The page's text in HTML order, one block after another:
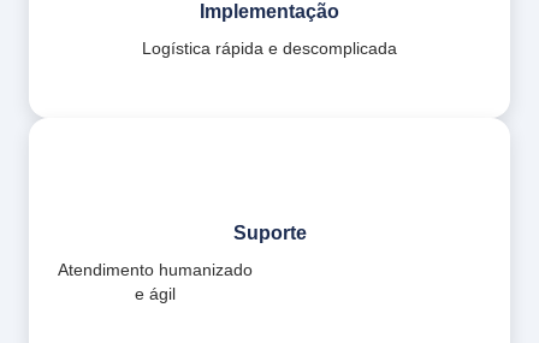
Implementação
Logística rápida e descomplicada
Suporte
Atendimento humanizado
e ágil